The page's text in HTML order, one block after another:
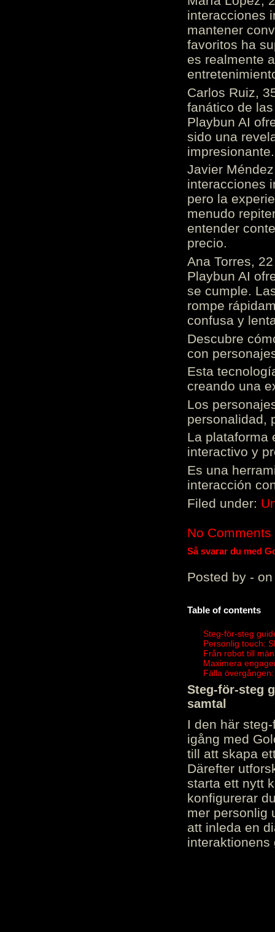
interacciones
mantener
favoritos ha
es realmente
Carlos Ruiz,
fanático de
Playbun AI
sido una
Javier
interacciones
pero la
menudo
entender
precio.
Ana Torres,
Playbun AI
se cumple.
rompe
confusa y
Descubre
con
Esta
creando una
Los
personalidad,
La plataforma
interactivo y
Es una
interacción
Filed under:
No Comments
Så svarar du med
Posted by - on
Table of contents
Steg-för-steg
Personlig touch:
Från robot till
Maximera
Fälla
Steg-för-steg
samtal
I den här
igång med
till att skapa
Därefter
starta ett nytt
konfigurerar
mer personlig
att inleda en
interaktionens